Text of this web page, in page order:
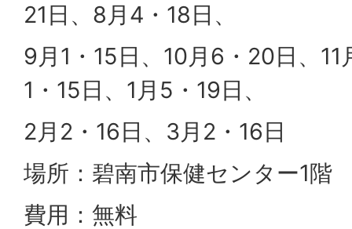
21日、8月4・18日、
9月1・15日、10月6・20日、11
1・15日、1月5・19日、
2月2・16日、3月2・16日
場所：碧南市保健センター1階
費用：無料